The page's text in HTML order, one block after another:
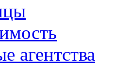
агентства